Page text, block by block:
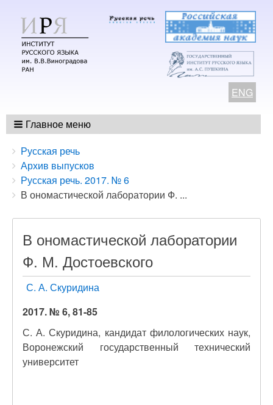
ENG
Главное меню
Breadcrumbs
You
are
here:
Русская речь
Архив выпусков
Русская речь. 2017. № 6
В ономастической лаборатории Ф. ...
В ономастической лаборатории
Ф. М. Достоевского
С. А. Скуридина
2017. № 6, 81-85
С. А. Скуридина, кандидат филологических наук,
Воронежский государственный технический
университет